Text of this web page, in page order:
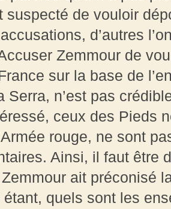
suspecté de vouloir
d’autres
Zemmour de
sur la base de
Serra, n’est pas
ceux des Pieds
rouge, ne sont
Ainsi, il faut être
ait préconisé
quels sont les